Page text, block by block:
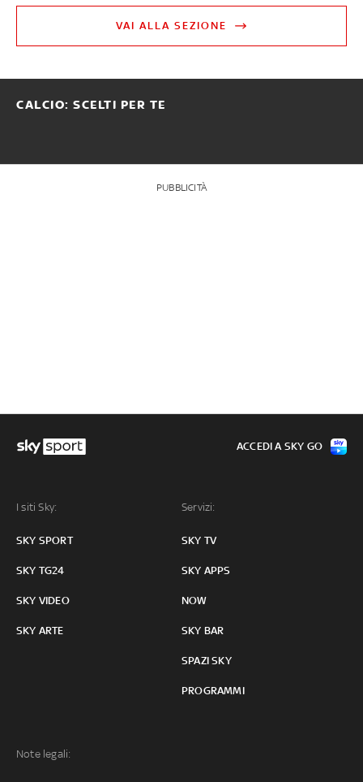
VAI ALLA SEZIONE
CALCIO: SCELTI PER TE
PUBBLICITÀ
I siti Sky:
SKY SPORT
SKY TG24
SKY VIDEO
SKY ARTE
Servizi:
SKY TV
SKY APPS
NOW
SKY BAR
SPAZI SKY
PROGRAMMI
Note legali:
ACCEDI A SKY GO